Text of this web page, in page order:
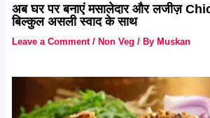
अब घर पर बनाएं मसालेदार और लजीज़
बिल्कुल असली स्वाद के साथ
Leave a Comment / Non Veg / By Muskan